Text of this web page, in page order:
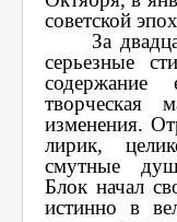
советской
За
серьезные
творческая
изменения.
лирик,
смутные
Блок начал
истинно в